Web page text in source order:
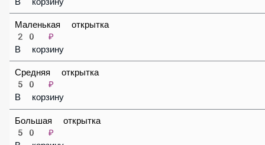
Маленькая открытка
20 ₽
В корзину
Средняя открытка
50 ₽
В корзину
Большая открытка
50 ₽